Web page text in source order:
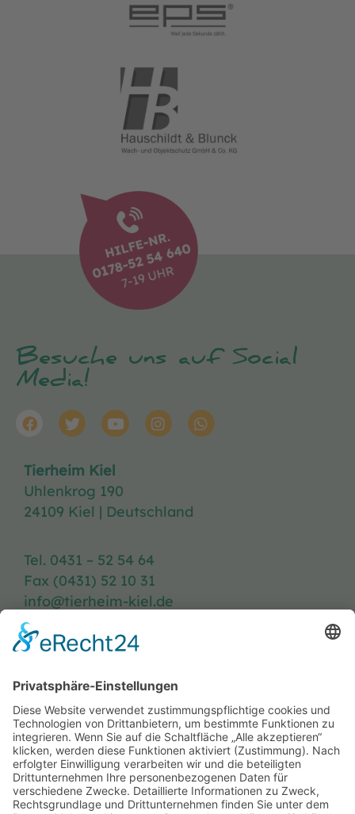
Besuche uns auf Social
Media!
Tierheim Kiel
Uhlenkrog 190
24109 Kiel | Deutschland
Tel. 0431 – 52 54 64
Fax (0431) 52 10 31
info@tierheim-kiel.de
Spenden
Kontakt & Anfahrt
Öffnungszeiten
Stellenangebote
FAQ
Impressum